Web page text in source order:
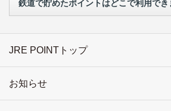
鉄道で貯めたポイントはどこで利用でき
JRE POINTトップ
お知らせ